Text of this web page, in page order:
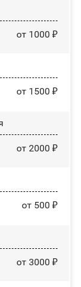
от 1000 ₽
от 1500 ₽
от 2000 ₽
от 500 ₽
от 3000 ₽